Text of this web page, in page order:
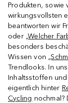
Produkten, sowie
wirkungsvollsten
beantworten wir
oder „Welcher
besonders
Wissen von
Trendlooks. In
Inhaltsstoffen
eigentlich hinter
Cycling nochmal?